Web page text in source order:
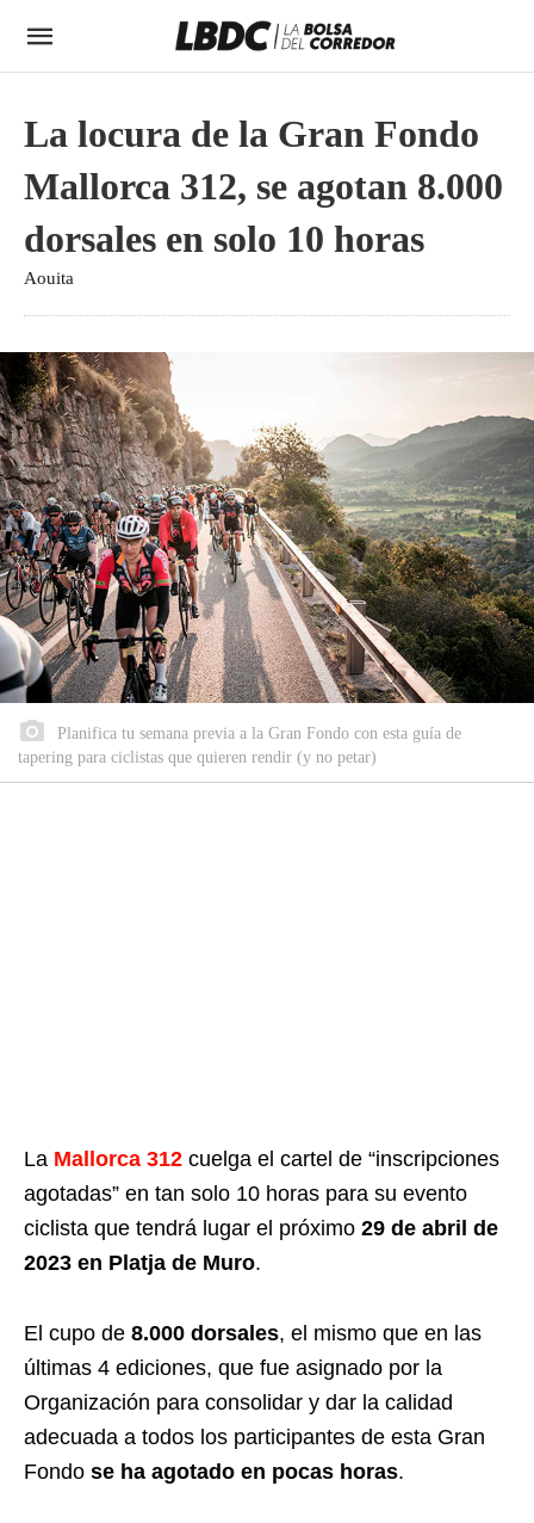
La locura de la Gran Fondo
Mallorca 312, se agotan 8.000
dorsales en solo 10 horas
Aouita
Planifica tu semana previa a la Gran Fondo con esta guía de
tapering para ciclistas que quieren rendir (y no petar)
La Mallorca 312 cuelga el cartel de “inscripciones
agotadas” en tan solo 10 horas para su evento
ciclista que tendrá lugar el próximo 29 de abril de
2023 en Platja de Muro.
El cupo de 8.000 dorsales, el mismo que en las
últimas 4 ediciones, que fue asignado por la
Organización para consolidar y dar la calidad
adecuada a todos los participantes de esta Gran
Fondo se ha agotado en pocas horas.